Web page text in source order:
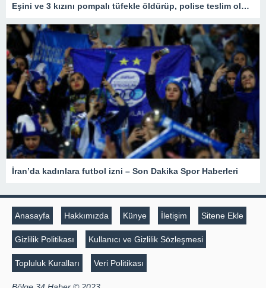
Eşini ve 3 kızını pompalı tüfekle öldürüp, polise teslim oldu – Son Dakika Türkiye Haberleri
İran’da kadınlara futbol izni – Son Dakika Spor Haberleri
Anasayfa Hakkımızda Künye İletişim Sitene Ekle
Gizlilik Politikası Kullanıcı ve Gizlilik Sözleşmesi
Topluluk Kuralları Veri Politikası